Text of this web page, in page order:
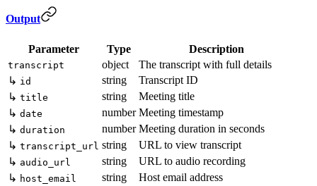
Output
Parameter Type Description
transcript object
The transcript with full details
↳ id string
Transcript ID
↳ title string
Meeting title
↳ date number Meeting timestamp
↳ duration number Meeting duration in seconds
↳ transcript_url string
URL to view transcript
↳ audio_url string
URL to audio recording
↳ host_email string
Host email address